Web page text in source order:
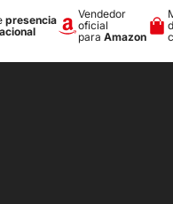
presencia
Vendedor
oficial
para Amazon